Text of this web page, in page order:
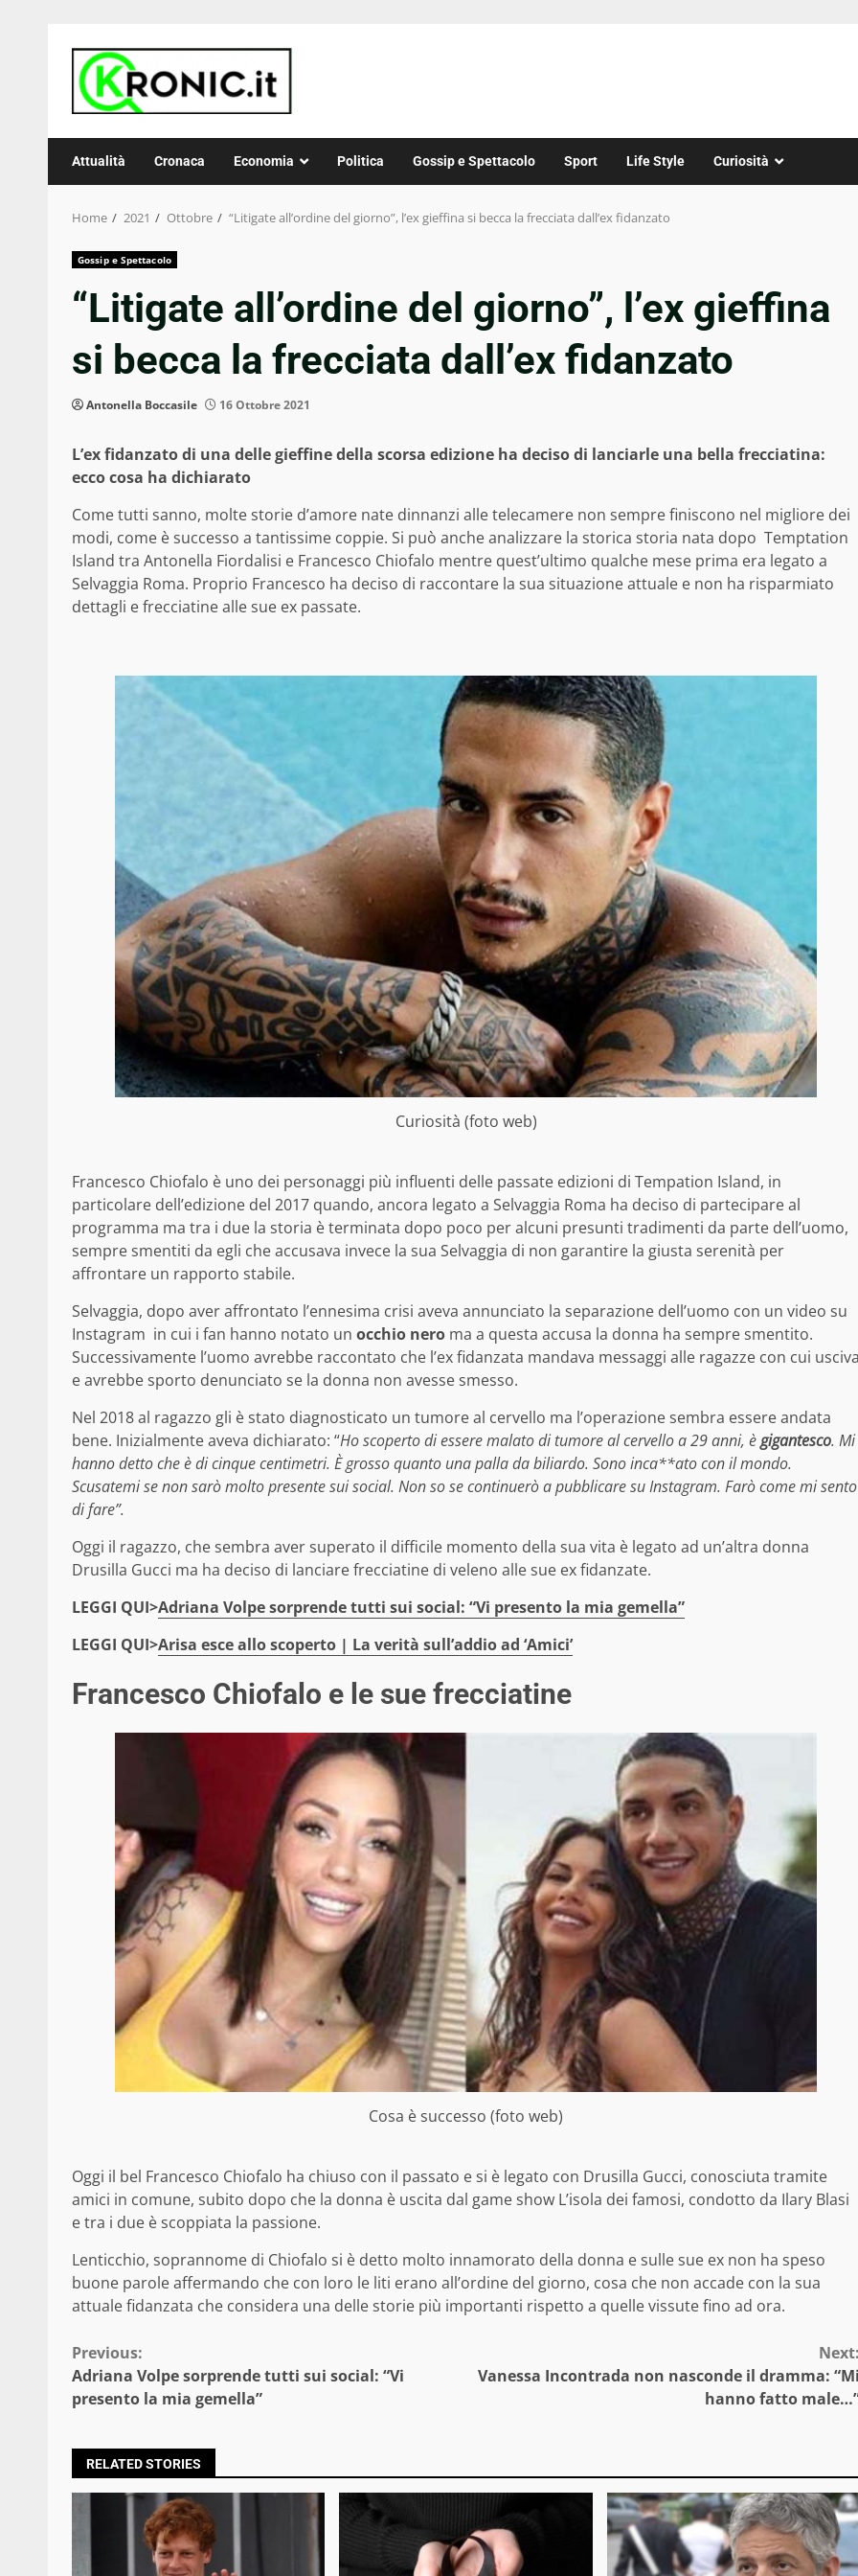
content
Attualità Cronaca Economia Politica Gossip e Spettacolo Sport Life Style Curiosità
Home 2021 Ottobre “Litigate all’ordine del giorno”, l’ex gieffina si becca la frecciata dall’ex fidanzato
Gossip e Spettacolo
“Litigate all’ordine del giorno”, l’ex gieffina
si becca la frecciata dall’ex fidanzato
Antonella Boccasile 16 Ottobre 2021
L’ex fidanzato di una delle gieffine della scorsa edizione ha deciso di lanciarle una bella frecciatina:
ecco cosa ha dichiarato
Come tutti sanno, molte storie d’amore nate dinnanzi alle telecamere non sempre finiscono nel migliore dei
modi, come è successo a tantissime coppie. Si può anche analizzare la storica storia nata dopo Temptation
Island tra Antonella Fiordalisi e Francesco Chiofalo mentre quest’ultimo qualche mese prima era legato a
Selvaggia Roma. Proprio Francesco ha deciso di raccontare la sua situazione attuale e non ha risparmiato
dettagli e frecciatine alle sue ex passate.
Curiosità (foto web)
Francesco Chiofalo è uno dei personaggi più influenti delle passate edizioni di Tempation Island, in
particolare dell’edizione del 2017 quando, ancora legato a Selvaggia Roma ha deciso di partecipare al
programma ma tra i due la storia è terminata dopo poco per alcuni presunti tradimenti da parte dell’uomo,
sempre smentiti da egli che accusava invece la sua Selvaggia di non garantire la giusta serenità per
affrontare un rapporto stabile.
Selvaggia, dopo aver affrontato l’ennesima crisi aveva annunciato la separazione dell’uomo con un video su
Instagram in cui i fan hanno notato un occhio nero ma a questa accusa la donna ha sempre smentito.
Successivamente l’uomo avrebbe raccontato che l’ex fidanzata mandava messaggi alle ragazze con cui
e avrebbe sporto denunciato se la donna non avesse smesso.
Nel 2018 al ragazzo gli è stato diagnosticato un tumore al cervello ma l’operazione sembra essere andata
bene. Inizialmente aveva dichiarato: “Ho scoperto di essere malato di tumore al cervello a 29 anni, ègigantesco. Mi
hanno detto che è di cinque centimetri. È grosso quanto una palla da biliardo. Sono inca**ato con il mondo.
Scusatemi se non sarò molto presente sui social. Non so se continuerò a pubblicare su Instagram. Farò come mi sento
di fare”.
Oggi il ragazzo, che sembra aver superato il difficile momento della sua vita è legato ad un’altra donna
Drusilla Gucci ma ha deciso di lanciare frecciatine di veleno alle sue ex fidanzate.
LEGGI QUI>Adriana Volpe sorprende tutti sui social: “Vi presento la mia gemella”
LEGGI QUI>Arisa esce allo scoperto | La verità sull’addio ad ‘Amici’
Francesco Chiofalo e le sue frecciatine
Cosa è successo (foto web)
Oggi il bel Francesco Chiofalo ha chiuso con il passato e si è legato con Drusilla Gucci, conosciuta tramite
amici in comune, subito dopo che la donna è uscita dal game show L’isola dei famosi, condotto da Ilary Blasi
e tra i due è scoppiata la passione.
Lenticchio, soprannome di Chiofalo si è detto molto innamorato della donna e sulle sue ex non ha speso
buone parole affermando che con loro le liti erano all’ordine del giorno, cosa che non accade con la sua
attuale fidanzata che considera una delle storie più importanti rispetto a quelle vissute fino ad ora.
Continue
Reading
Previous:
Adriana Volpe sorprende tutti sui social: “Vi
presento la mia gemella”
Vanessa Incontrada non nasconde il dramma:
hanno fatto
RELATED STORIES